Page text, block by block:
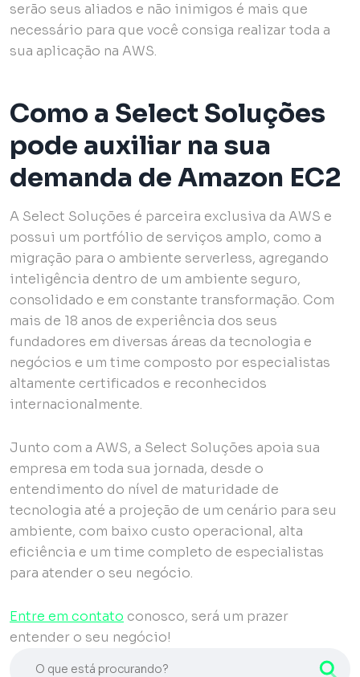
serão seus aliados e não inimigos é mais que
necessário para que você consiga realizar toda a
sua aplicação na AWS.
Como a Select Soluções
pode auxiliar na sua
demanda de Amazon EC2
A Select Soluções é parceira exclusiva da AWS e
possui um portfólio de serviços amplo, como a
migração para o ambiente serverless, agregando
inteligência dentro de um ambiente seguro,
consolidado e em constante transformação. Com
mais de 18 anos de experiência dos seus
fundadores em diversas áreas da tecnologia e
negócios e um time composto por especialistas
altamente certificados e reconhecidos
internacionalmente.
Junto com a AWS, a Select Soluções apoia sua
empresa em toda sua jornada, desde o
entendimento do nível de maturidade de
tecnologia até a projeção de um cenário para seu
ambiente, com baixo custo operacional, alta
eficiência e um time completo de especialistas
para atender o seu negócio.
Entre em contato conosco, será um prazer
entender o seu negócio!